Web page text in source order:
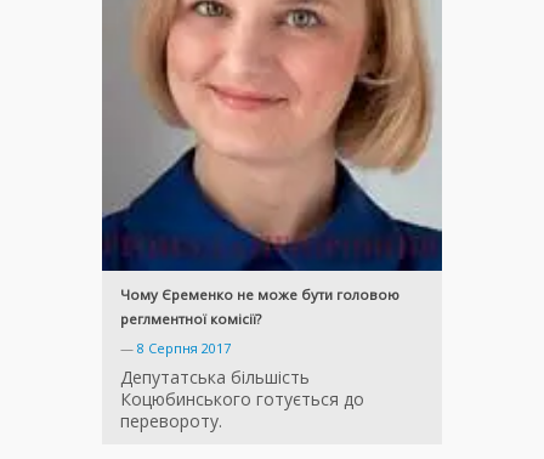
Чому Єременко не може бути головою
реглментної комісії?
— 8 Серпня 2017
Депутатська більшість
Коцюбинського готується до
перевороту.